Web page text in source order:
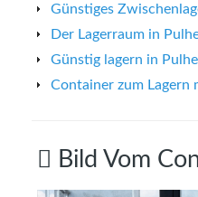
Günstiges
Der Lagerraum in
Günstig lagern in
Container zum Lagern
Bild Vom